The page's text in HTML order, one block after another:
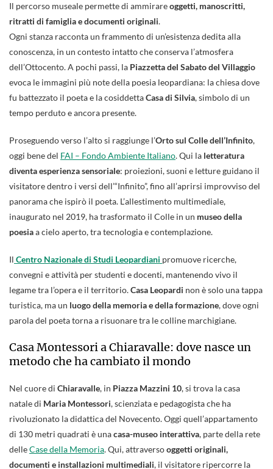
Il percorso museale permette di ammirareoggetti, manoscritti,
ritratti di famiglia e documenti originali.
Ogni stanza racconta un frammento di un’esistenza dedita alla
conoscenza, in un contesto intatto che conserva l’atmosfera
dell’Ottocento. A pochi passi, la Piazzetta del Sabato del Villaggio
evoca le immagini più note della poesia leopardiana: la chiesa dove
fu battezzato il poeta e la cosiddettaCasa di Silvia, simbolo di un
tempo perduto e ancora presente.
Proseguendo verso l’alto si raggiunge l’Orto sul Colle dell’Infinito,
oggi bene del FAI – Fondo Ambiente Italiano. Qui la letteratura
diventa esperienza sensoriale: proiezioni, suoni e letture guidano il
visitatore dentro i versi dell’“Infinito”, fino all’aprirsi improvviso del
panorama che ispirò il poeta. L’allestimento multimediale,
inaugurato nel 2019, ha trasformato il Colle in un museo della
poesiaa cielo aperto, tra tecnologia e contemplazione.
Il Centro Nazionale di Studi Leopardiani promuove ricerche,
convegni e attività per studenti e docenti, mantenendo vivo il
legame tra l’opera e il territorio.Casa Leopardi non è solo una tappa
turistica, ma un luogo della memoria e della formazione, dove ogni
parola del poeta torna a risuonare tra le colline marchigiane.
Casa Montessori a Chiaravalle: dove nasce un
metodo che ha cambiato il mondo
Nel cuore di Chiaravalle, in Piazza Mazzini 10, si trova la casa
natale di Maria Montessori, scienziata e pedagogista che ha
rivoluzionato la didattica del Novecento. Oggi quell’appartamento
di 130 metri quadrati è unacasa-museo interattiva, parte della rete
delleCase della Memoria. Qui, attraversooggetti originali,
documenti e installazioni multimediali, il visitatore ripercorre la